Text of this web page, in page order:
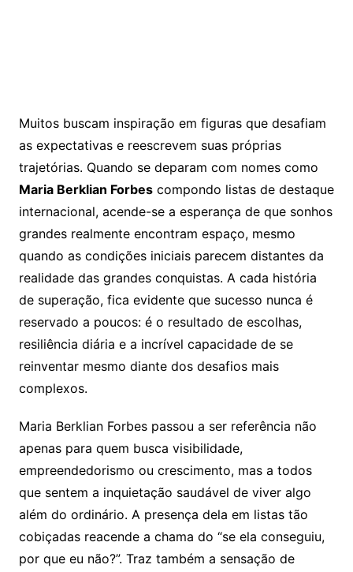
Muitos buscam inspiração em figuras que desafiam
as expectativas e reescrevem suas próprias
trajetórias. Quando se deparam com nomes como
Maria Berklian Forbescompondo listas de destaque
internacional, acende-se a esperança de que sonhos
grandes realmente encontram espaço, mesmo
quando as condições iniciais parecem distantes da
realidade das grandes conquistas. A cada história
de superação, fica evidente que sucesso nunca é
reservado a poucos: é o resultado de escolhas,
resiliência diária e a incrível capacidade de se
reinventar mesmo diante dos desafios mais
complexos.
Maria Berklian Forbes passou a ser referência não
apenas para quem busca visibilidade,
empreendedorismo ou crescimento, mas a todos
que sentem a inquietação saudável de viver algo
além do ordinário. A presença dela em listas tão
cobiçadas reacende a chama do “se ela conseguiu,
por que eu não?”. Traz também a sensação de